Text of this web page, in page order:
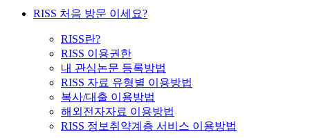
RISS 처음 방문 이세요?
RISS란?
RISS 이용권한
내 관심논문 등록방법
RISS 자료 유형별 이용방법
복사/대출 이용방법
해외전자자료 이용방법
RISS 정보취약계층 서비스 이용방법